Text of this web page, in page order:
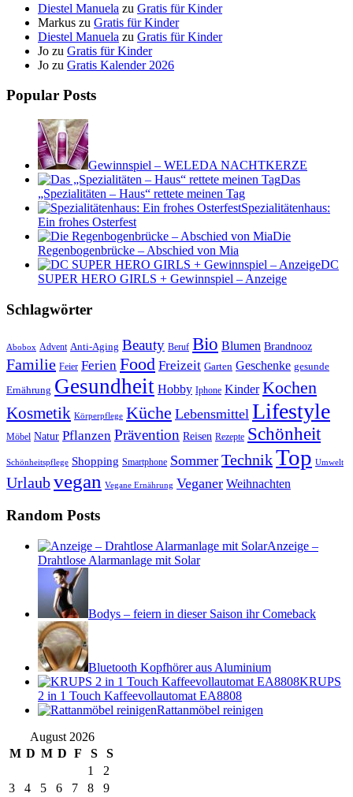
Diestel Manuela zu Gratis für Kinder
Markus zu Gratis für Kinder
Diestel Manuela zu Gratis für Kinder
Jo zu Gratis für Kinder
Jo zu Gratis Kalender 2026
Popular Posts
Gewinnspiel – WELEDA NACHTKERZE
Das
„Spezialitäten – Haus“ rettete meinen Tag
Spezialitätenhaus:
Ein frohes Osterfest
Die
Regenbogenbrücke – Abschied von Mia
DC
SUPER HERO GIRLS + Gewinnspiel – Anzeige
Schlagwörter
Abobox Advent Anti-Aging Beauty Beruf Bio Blumen Brandnooz
Familie Feier Ferien Food Freizeit Garten Geschenke gesunde
Ernährung Gesundheit Hobby Iphone Kinder Kochen
Kosmetik Körperpflege Küche Lebensmittel Lifestyle
Möbel Natur Pflanzen Prävention Reisen Rezepte Schönheit
Schönheitspflege Shopping Smartphone Sommer TechnikTop Umwelt
Urlaubvegan Vegane Ernährung Veganer Weihnachten
Random Posts
Anzeige –
Drahtlose Alarmanlage mit Solar
Bodys – feiern in dieser Saison ihr Comeback
Bluetooth Kopfhörer aus Aluminium
KRUPS
2 in 1 Touch Kaffeevollautomat EA8808
Rattanmöbel reinigen
August 2026
M D M D F S
S
1
2
3
4 5 6 7 8
9